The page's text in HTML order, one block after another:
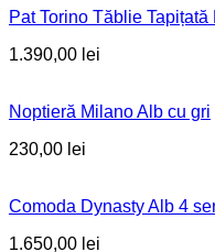
Pat Torino Tăblie Tapițată
1.390,00 lei
Noptieră Milano Alb cu gri
230,00 lei
Comoda Dynasty Alb 4
1.650,00 lei